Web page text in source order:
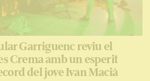
Garriguenc reviu el
Crema amb un esperit
del jove Ivan Macià